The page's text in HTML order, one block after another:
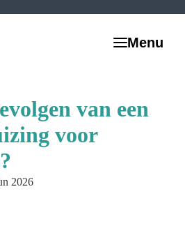
van een
voor
2026